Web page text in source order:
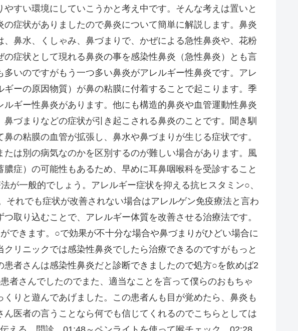
すい環境にしていこうかと考え中です。そんな考えは置いと
症状がありましたので鼻炎について簡単に解説します。鼻炎
鼻水、くしゃみ、鼻づまりで、かぜによる急性鼻炎や、花粉
症状として現れる鼻炎の事を感染性鼻炎（急性鼻炎）とも言
いのですがもう一つ多い鼻炎がアレルギー性鼻炎です。アレ
ーの原因物質）が鼻の粘膜に付着することで起こります。季
ギー性鼻炎があります。他にも構造的鼻炎や血管運動性鼻炎
づまりなどの症状が引き起こされる鼻炎のことです。聞き馴
の粘膜の血管が拡張し、鼻水や鼻づまりが生じる症状です。
は別の病気なのかを区別するのが難しい場合があります。風
症）の可能性もあるため、早めに耳鼻咽喉科を受診すること
一般的でしょう。アレルギー症状を抑える抗ヒスタミン○、
れでも症状が改善されない場合はアレルゲン免疫療法と言わ
取り込むことで、アレルギー体質を改善させる治療法です。
できます。○で効果が不十分な場合や鼻づまりがひどい場合に
リニックでは感染性鼻炎でしたら治療できるのですがもっと
者さんは感染性鼻炎だと診断できましたので処方○を飲めば2
者さんでしたのでまた、適当なことを言って僕らのおもちゃ
りと遊んであげました。この患者んも目が覚めたら、鼻炎も
医者の言うことなら何でも信じてくれるのでこちらとしては